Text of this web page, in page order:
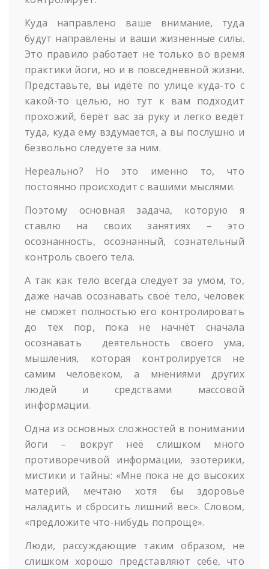
Куда направлено ваше внимание, туда
будут направлены и ваши жизненные силы.
Это правило работает не только во время
практики йоги, но и в повседневной жизни.
Представьте, вы идёте по улице куда-то с
какой-то целью, но тут к вам подходит
прохожий, берёт вас за руку и легко ведёт
туда, куда ему вздумается, а вы послушно и
безвольно следуете за ним.
Нереально? Но это именно то, что
постоянно происходит с вашими мыслями.
Поэтому основная задача, которую я
ставлю на своих занятиях – это
осознанность, осознанный, сознательный
контроль своего тела.
А так как тело всегда следует за умом, то,
даже начав осознавать своё тело, человек
не сможет полностью его контролировать
до тех пор, пока не начнёт сначала
осознавать деятельность своего ума,
мышления, которая контролируется не
самим человеком, а мнениями других
людей и средствами массовой
информации.
Одна из основных сложностей в понимании
йоги – вокруг неё слишком много
противоречивой информации, эзотерики,
мистики и тайны: «Мне пока не до высоких
материй, мечтаю хотя бы здоровье
наладить и сбросить лишний вес». Словом,
«предложите что-нибудь попроще».
Люди, рассуждающие таким образом, не
слишком хорошо представляют себе, что